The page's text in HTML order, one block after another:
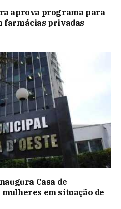
aprova programa para
farmácias privadas
Casa de
em situação de